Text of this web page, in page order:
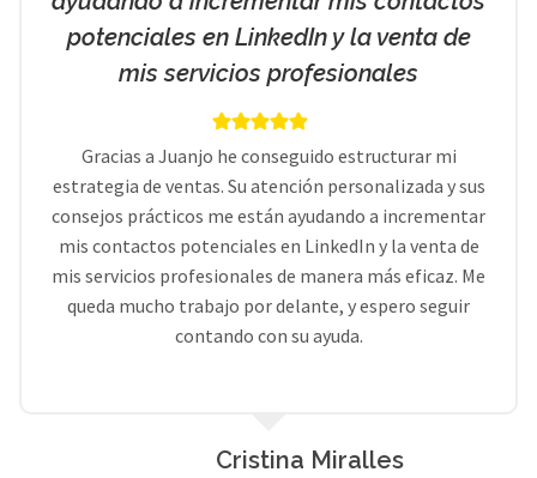
potenciales en LinkedIn y la venta de
mis servicios profesionales
Gracias a Juanjo he conseguido estructurar mi
estrategia de ventas. Su atención personalizada y sus
consejos prácticos me están ayudando a incrementar
mis contactos potenciales en LinkedIn y la venta de
mis servicios profesionales de manera más eficaz. Me
queda mucho trabajo por delante, y espero seguir
contando con su ayuda.
Cristina Miralles